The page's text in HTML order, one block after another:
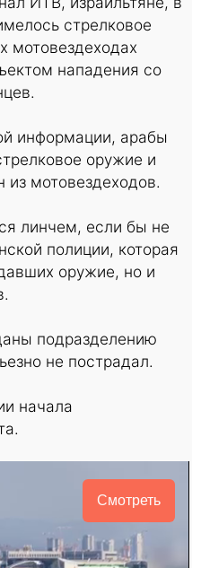
стрелковое
мотовездеходах
нападения со
информации, арабы
оружие и
из мотовездеходов.
линчем, если бы не
полиции, которая
оружие, но и
подразделению
не пострадал.
начала
Смотреть